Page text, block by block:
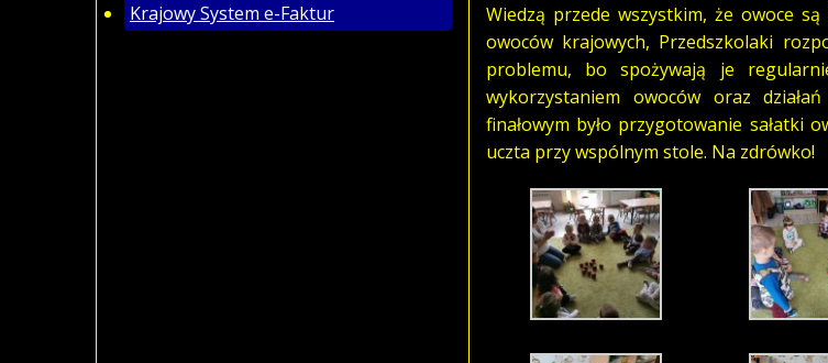
Krajowy System e-Faktur
Wiedzą przede wszystkim, że owoce
owoców krajowych, Przedszkolaki
problemu, bo spożywają je
wykorzystaniem owoców oraz
finałowym było przygotowanie sałatki
uczta przy wspólnym stole. Na zdrówko!